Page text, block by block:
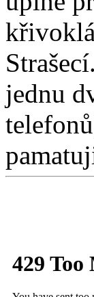
jednu